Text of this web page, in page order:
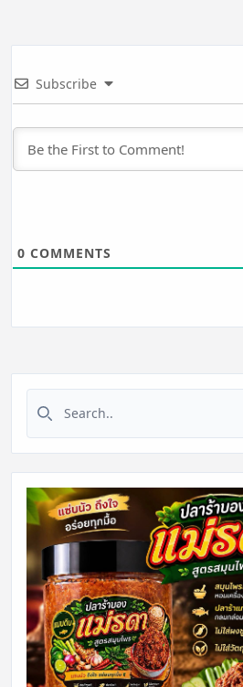
Subscribe
0 COMMENTS
Search for: